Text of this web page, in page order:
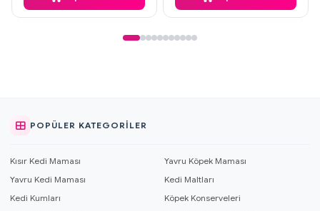
POPÜLER KATEGORILER
Kısır Kedi Maması
Yavru Köpek Maması
Yavru Kedi Maması
Kedi Maltları
Kedi Kumları
Köpek Konserveleri